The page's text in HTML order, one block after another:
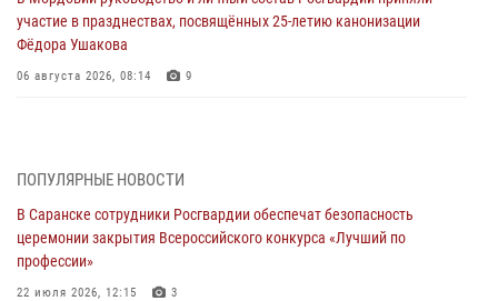
участие в празднествах, посвящённых 25-летию канонизации
Фёдора Ушакова
06 августа 2026, 08:14 9
06 августа 2026, 07:03
В Саранске по обращению жителей правоохранители отреагировали
незамедлительно
05 августа 2026, 15:04
ПОПУЛЯРНЫЕ НОВОСТИ
В Саранске сотрудники Росгвардии обеспечат безопасность
церемонии закрытия Всероссийского конкурса «Лучший по
профессии»
22 июля 2026, 12:15 3